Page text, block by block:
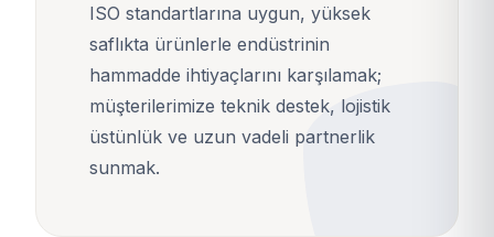
ISO standartlarına uygun, yüksek
saflıkta ürünlerle endüstrinin
hammadde ihtiyaçlarını karşılamak;
müşterilerimize teknik destek, lojistik
üstünlük ve uzun vadeli partnerlik
sunmak.